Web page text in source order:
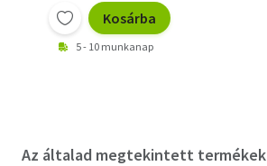
Kosárba
5 - 10 munkanap
Az általad megtekintett termékek